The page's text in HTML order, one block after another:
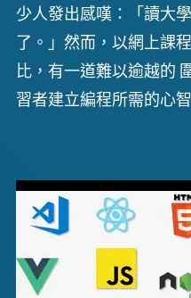
少人發出感嘆：「讀大
了。」然而，以網上課
比，有一道難以逾越的
習者建立編程所需的心